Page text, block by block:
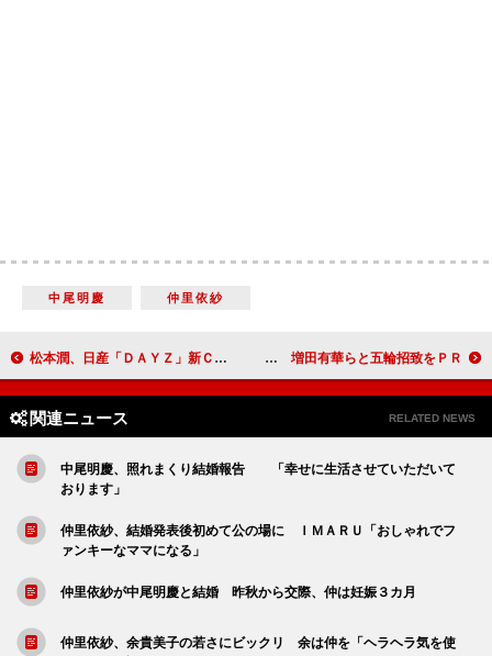
中尾明慶 仲里依紗
松本潤、日産「ＤＡＹＺ」新ＣＭ登場 ５日間限定、あのメンバーも出演？ ＴＥＴＳＵＹＡ「開会式で踊りたい」 増田有華らと五輪招致をＰＲ
関連ニュース RELATED NEWS
中尾明慶、照れまくり結婚報告 「幸せに生活させていただいて
おります」
仲里依紗、結婚発表後初めて公の場に ＩＭＡＲＵ「おしゃれでフ
ァンキーなママになる」
仲里依紗が中尾明慶と結婚 昨秋から交際、仲は妊娠３カ月
仲里依紗、余貴美子の若さにビックリ 余は仲を「ヘラヘラ気を使